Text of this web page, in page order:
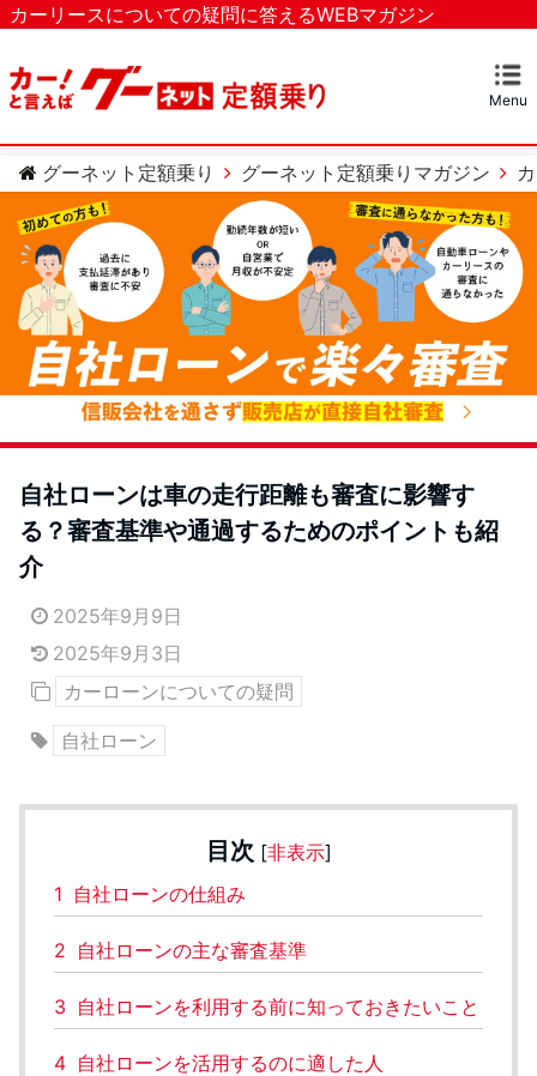
カーリースについての疑問に答えるWEBマガジン
Menu
マガジンTOP
カーリースとは？
ベストなカーリースを探す
カテゴリー
カーリースについての疑問
カーローンについての疑問
車のメンテナンスについての疑問
グーネット定額乗り
グーネット定額乗りマガジン
自社ローンは車の走行距離も審査に影響す
る？審査基準や通過するためのポイントも紹
介
2025年9月9日
2025年9月3日
カーローンについての疑問
自社ローン
目次 [非表示]
1 自社ローンの仕組み
2 自社ローンの主な審査基準
3 自社ローンを利用する前に知っておきたいこと
4 自社ローンを活用するのに適した人